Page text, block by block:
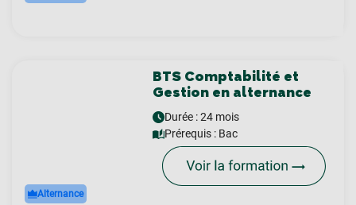
Alternance
BTS Comptabilité et
Gestion en alternance
Durée : 24 mois
Prérequis : Bac